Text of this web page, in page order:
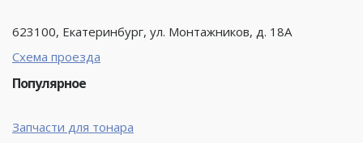
623100, Екатеринбург, ул. Монтажников, д. 18А
Схема проезда
Популярное
Запчасти для тонара